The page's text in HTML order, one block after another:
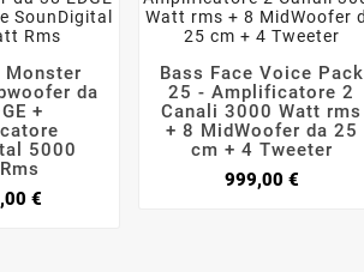

Monster
da
+
5000
€Prezzo
  
Bass Face Voice Pack
25 - Amplificatore 2
Canali 3000 Watt rms
+ 8 MidWoofer da 25
cm + 4 Tweeter
999,00 €Prezzo